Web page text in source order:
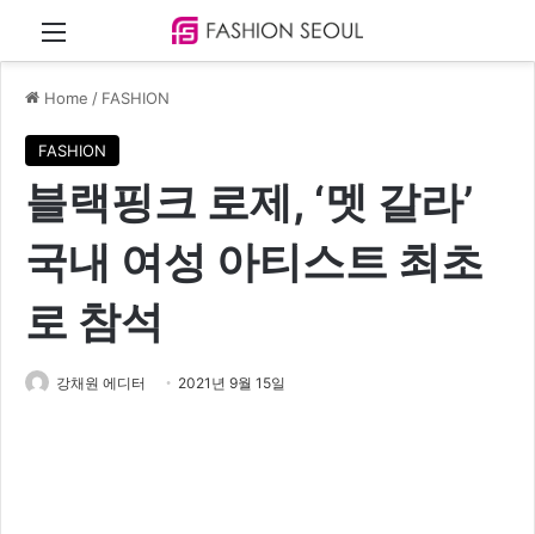
Menu
Home / FASHION
FASHION
블랙핑크 로제, ‘멧 갈라’
국내 여성 아티스트 최초
로 참석
강채원 에디터 2021년 9월 15일